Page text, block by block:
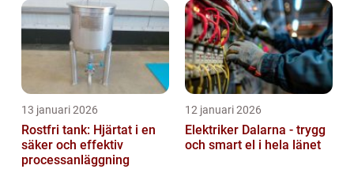
13 januari 2026
Rostfri tank: Hjärtat i en
säker och effektiv
processanläggning
12 januari 2026
Elektriker Dalarna - trygg
och smart el i hela länet